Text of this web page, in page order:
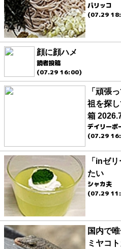
パリッコ
(07.29
顔に顔ハメ
読者投稿
(07.29 16:00)
「頑張
祖を探
箱
デイリーポ
(07.29
「inゼ
たい
シャカ夫
(07.29
国内で
ミヤコ